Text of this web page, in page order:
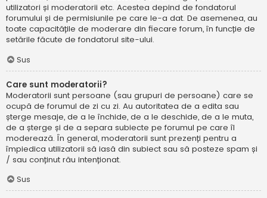
utilizatori și moderatorii etc. Acestea depind de fondatorul
forumului și de permisiunile pe care le-a dat. De asemenea, au
toate capacitățile de moderare din fiecare forum, în funcție de
setările făcute de fondatorul site-ului.
Sus
Care sunt moderatorii?
Moderatorii sunt persoane (sau grupuri de persoane) care se
ocupă de forumul de zi cu zi. Au autoritatea de a edita sau
șterge mesaje, de a le închide, de a le deschide, de a le muta,
de a șterge și de a separa subiecte pe forumul pe care îl
moderează. În general, moderatorii sunt prezenți pentru a
împiedica utilizatorii să iasă din subiect sau să posteze spam și
/ sau conținut rău intenționat.
Sus